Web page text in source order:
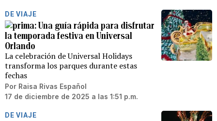
DE VIAJE
Una guía rápida para disfrutar
la temporada festiva en Universal
Orlando
La celebración de Universal Holidays
transforma los parques durante estas
fechas
Por Raisa Rivas Español
17 de diciembre de 2025 a las 1:51 p.m.
DE VIAJE